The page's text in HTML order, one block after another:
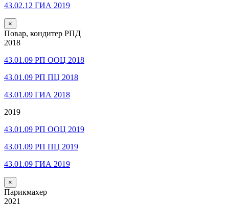
43.02.12 ГИА 2019
×
Повар, кондитер РПД
2018
43.01.09 РП ООЦ 2018
43.01.09 РП ПЦ 2018
43.01.09 ГИА 2018
2019
43.01.09 РП ООЦ 2019
43.01.09 РП ПЦ 2019
43.01.09 ГИА 2019
×
Парикмахер
2021